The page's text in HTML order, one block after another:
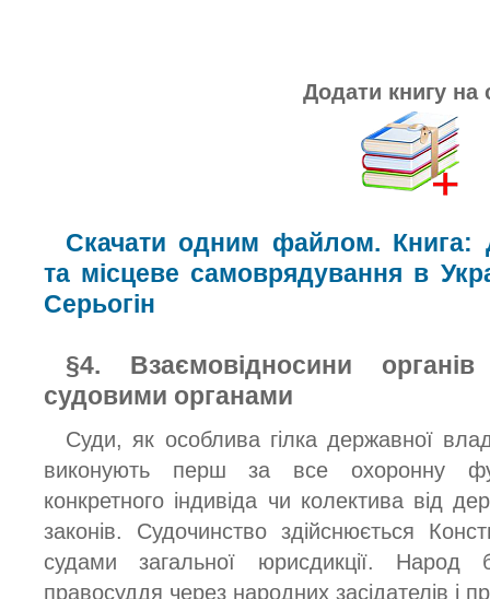
Додати книгу на
Скачати одним файлом. Книга:
та місцеве самоврядування в
Серьогін
§4. Взаємовідносини
судовими органами
Суди, як особлива гілка державної
виконують перш за все охоронну
конкретного індивіда чи колектива від
законів. Судочинство здійснюється
судами загальної юрисдикції. Народ
правосуддя через народних засідателів і